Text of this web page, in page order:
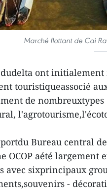
Marché flottant de Cai
ont
touristiqueassocié
de
Bureau central
OCOP aété largement
avec sixprincipaux
-